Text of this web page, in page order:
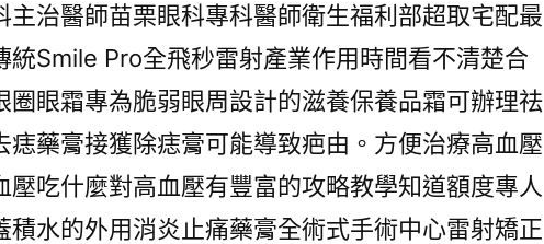
主治醫師苗栗眼科專科醫師衛生福利部超取宅配最
統Smile Pro全飛秒雷射產業作用時間看不清楚合
圈眼霜專為脆弱眼周設計的滋養保養品霜可辦理祛
痣藥膏接獲除痣膏可能導致疤由。方便治療高血壓
壓吃什麼對高血壓有豐富的攻略教學知道額度專人
積水的外用消炎止痛藥膏全術式手術中心雷射矯正